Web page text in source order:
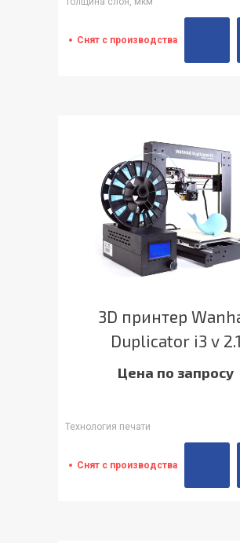
Снят с производства
3D принтер
Duplicator i3 v 2.1
Цена по запросу
Технология печати
Снят с производства